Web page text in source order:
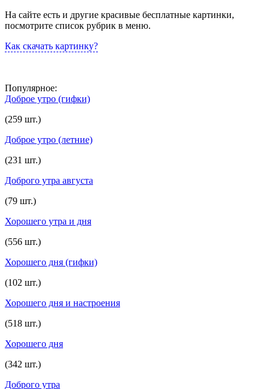
На сайте есть и другие красивые бесплатные картинки,
посмотрите список рубрик в меню.
Как скачать картинку?
Популярное:
Доброе утро (гифки)
(259 шт.)
Доброе утро (летние)
(231 шт.)
Доброго утра августа
(79 шт.)
Хорошего утра и дня
(556 шт.)
Хорошего дня (гифки)
(102 шт.)
Хорошего дня и настроения
(518 шт.)
Хорошего дня
(342 шт.)
Доброго утра